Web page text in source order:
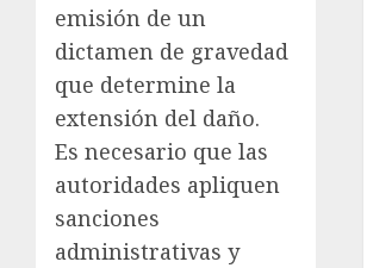
emisión de un
dictamen de gravedad
que determine la
extensión del daño.
Es necesario que las
autoridades apliquen
sanciones
administrativas y